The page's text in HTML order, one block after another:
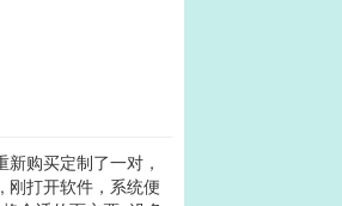
购买定制了一对，
刚打开软件，系统便